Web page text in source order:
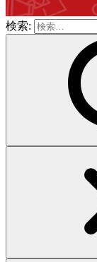
検索: